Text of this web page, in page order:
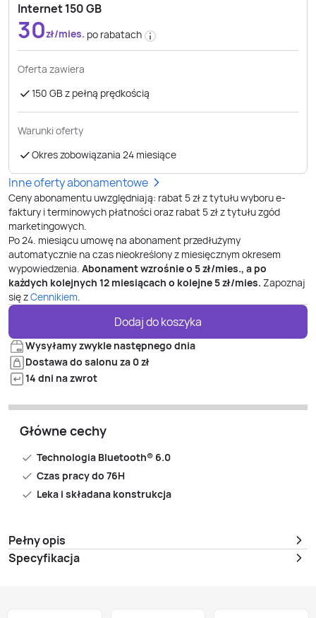
Internet 150 GB
30zł/mies. po rabatach
Oferta zawiera
150 GB z pełną prędkością
Warunki oferty
Okres zobowiązania 24 miesiące
Inne oferty abonamentowe
Ceny abonamentu uwzględniają: rabat 5 zł z tytułu wyboru e-
faktury i terminowych płatności oraz rabat 5 zł z tytułu zgód
marketingowych.
Po24. miesiącu umowę na abonament przedłużymy
automatycznie na czas nieokreślony z miesięcznym okresem
wypowiedzenia. Abonament wzrośnie o 5zł/mies., a po
każdych kolejnych 12 miesiącach o kolejne5zł/mies. Zapoznaj
się zCennikiem.
Dodaj do koszyka
Wysyłamy zwykle następnego dnia
Dostawa do salonu za 0 zł
14 dni na zwrot
Główne cechy
Technologia Bluetooth® 6.0
Czas pracy do 76H
Leka i składana konstrukcja
Pełny opis
Specyfikacja